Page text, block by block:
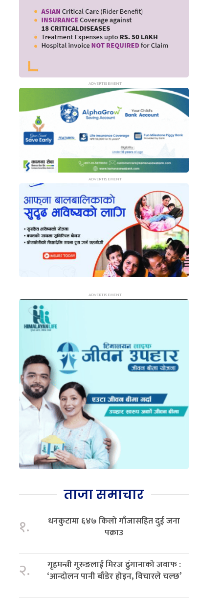
ताजा समाचार
१.
धनकुटामा ६४७ किलो गाँजासहित दुई जना
पक्राउ
२.
गृहमन्त्री गुरुङलाई मिरज ढुंगानाको जवाफ :
‘आन्दोलन पानी बाँडेर होइन, विचारले चल्छ’